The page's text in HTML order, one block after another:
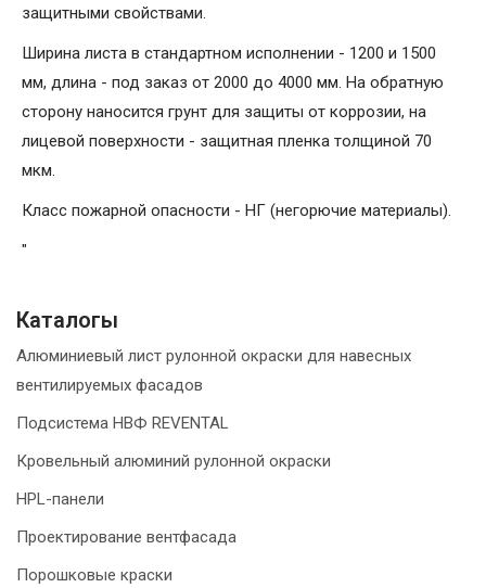
защитными свойствами.
Ширина листа в стандартном исполнении - 1200 и 1500
мм, длина - под заказ от 2000 до 4000 мм. На обратную
сторону наносится грунт для защиты от коррозии, на
лицевой поверхности - защитная пленка толщиной 70
мкм.
Класс пожарной опасности - НГ (негорючие материалы).
"
Каталогы
Алюминиевый лист рулонной окраски для навесных
вентилируемых фасадов
Подсистема НВФ REVENTAL
Кровельный алюминий рулонной окраски
HPL-панели
Проектирование вентфасада
Порошковые краски